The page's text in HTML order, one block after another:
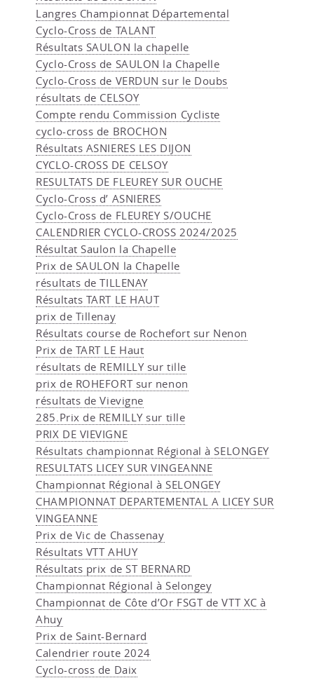
Langres Championnat Départemental
Cyclo-Cross de TALANT
Résultats SAULON la chapelle
Cyclo-Cross de SAULON la Chapelle
Cyclo-Cross de VERDUN sur le Doubs
résultats de CELSOY
Compte rendu Commission Cycliste
cyclo-cross de BROCHON
Résultats ASNIERES LES DIJON
CYCLO-CROSS DE CELSOY
RESULTATS DE FLEUREY SUR OUCHE
Cyclo-Cross d’ ASNIERES
Cyclo-Cross de FLEUREY S/OUCHE
CALENDRIER CYCLO-CROSS 2024/2025
Résultat Saulon la Chapelle
Prix de SAULON la Chapelle
résultats de TILLENAY
Résultats TART LE HAUT
prix de Tillenay
Résultats course de Rochefort sur Nenon
Prix de TART LE Haut
résultats de REMILLY sur tille
prix de ROHEFORT sur nenon
résultats de Vievigne
285.Prix de REMILLY sur tille
PRIX DE VIEVIGNE
Résultats championnat Régional à SELONGEY
RESULTATS LICEY SUR VINGEANNE
Championnat Régional à SELONGEY
CHAMPIONNAT DEPARTEMENTAL A LICEY SUR
VINGEANNE
Prix de Vic de Chassenay
Résultats VTT AHUY
Résultats prix de ST BERNARD
Championnat Régional à Selongey
Championnat de Côte d’Or FSGT de VTT XC à
Ahuy
Prix de Saint-Bernard
Calendrier route 2024
Cyclo-cross de Daix